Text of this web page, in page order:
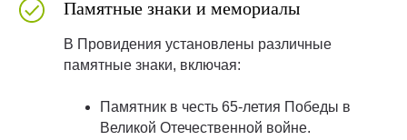
Памятные знаки и мемориалы
В Провидения установлены различные
памятные знаки, включая:
Памятник в честь 65-летия Победы в
Великой Отечественной войне.